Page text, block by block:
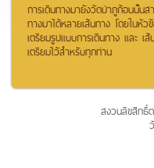
การเดินทางมายังวัดป่าภูก้อนนั้นส
ทางมาได้หลายเส้นทาง โดยในหัว
เตรียมรูปแบบการเดินทาง และ เส้
เตรียมไว้สำหรับทุกท่าน
สงวนลิขสิทธิ์